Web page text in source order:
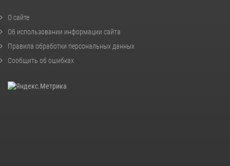
О сайте
Об использовании информации сайта
Правила обработки персональных данных
Сообщить об ошибках